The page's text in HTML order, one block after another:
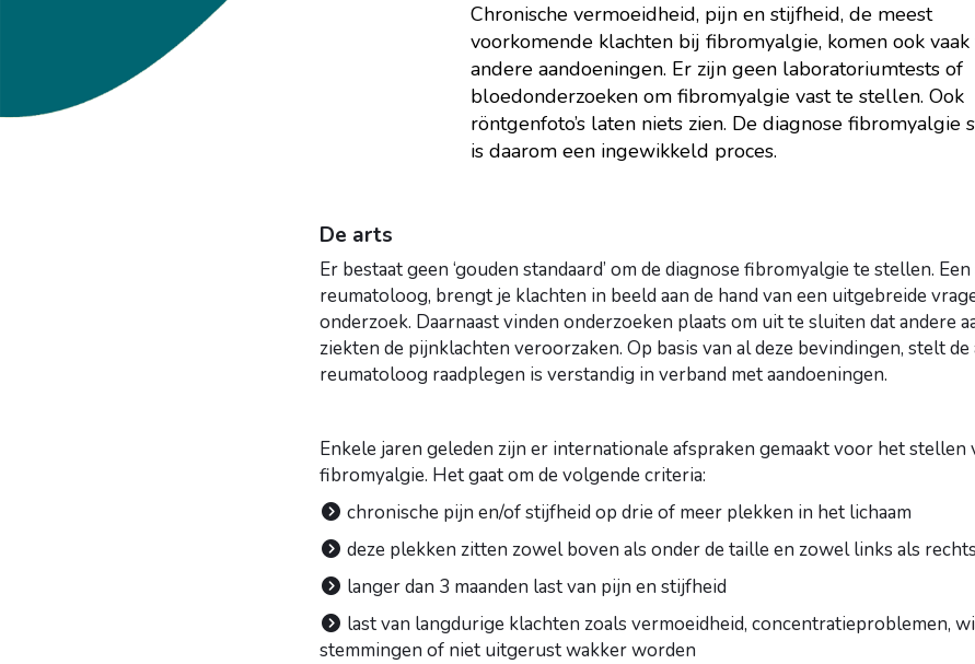
Chronische vermoeidheid, pijn en stijfheid, de meest
voorkomende klachten bij fibromyalgie, komen ook
andere aandoeningen. Er zijn geen laboratoriumtests of
bloedonderzoeken om fibromyalgie vast te stellen. Ook
röntgenfoto’s laten niets zien. De diagnose fibromyalgie
is daarom een ingewikkeld proces.
De arts
Er bestaat geen ‘gouden standaard’ om de diagnose fibromyalgie te stellen.
reumatoloog, brengt je klachten in beeld aan de hand van een uitgebreide
onderzoek. Daarnaast vinden onderzoeken plaats om uit te sluiten dat andere
ziekten de pijnklachten veroorzaken. Op basis van al deze bevindingen, stelt de
reumatoloog raadplegen is verstandig in verband met aandoeningen.
Enkele jaren geleden zijn er internationale afspraken gemaakt voor het stellen
fibromyalgie. Het gaat om de volgende criteria:
chronische pijn en/of stijfheid op drie of meer plekken in het lichaam
deze plekken zitten zowel boven als onder de taille en zowel links als
langer dan 3 maanden last van pijn en stijfheid
last van langdurige klachten zoals vermoeidheid, concentratieproblemen,
stemmingen of niet uitgerust wakker worden